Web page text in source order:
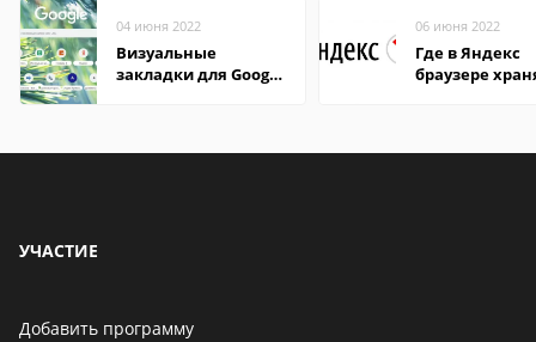
04 июня 2022
Визуальные
закладки для Google
06 июня 2022
Где в Яндекс
браузере
УЧАСТИЕ
Добавить программу